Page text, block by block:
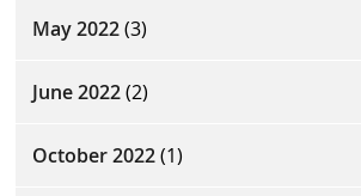
May 2022(3)
June 2022(2)
October 2022(1)